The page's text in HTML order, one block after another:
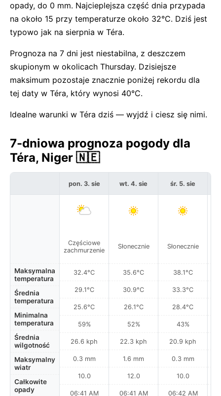
opady, do 0 mm. Najcieplejsza część dnia przypada
na około 15 przy temperaturze około 32°C. Dziś jest
typowo jak na sierpnia w Téra.
Prognoza na 7 dni jest niestabilna, z deszczem
skupionym w okolicach Thursday. Dzisiejsze
maksimum pozostaje znacznie poniżej rekordu dla
tej daty w Téra, który wynosi 40°C.
Idealne warunki w Téra dziś — wyjdź i ciesz się nimi.
7-dniowa prognoza pogody dla
Téra, Niger 🇳🇪
Maksymalna
temperatura
Średnia
temperatura
Minimalna
temperatura
Średnia
wilgotność
Maksymalny
wiatr
Całkowite
opady
pon. 3. sie
Częściowe
zachmurzenie
32.4°C
29.1°C
25.6°C
59%
26.6 kph
0.3 mm
10.0
06:41 AM
wt. 4. sie
Słonecznie
35.6°C
30.9°C
26.1°C
52%
22.3 kph
1.6 mm
12.0
06:41 AM
śr. 5. sie
Słonecznie
38.1°C
33.3°C
28.4°C
43%
20.9 kph
0.3 mm
10.0
06:42 AM